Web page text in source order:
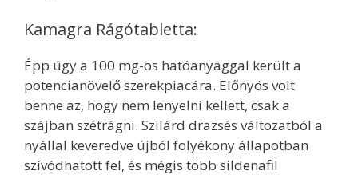
Kamagra Rágótabletta:
Épp úgy a 100 mg-os hatóanyaggal került a
potencianövelő szerekpiacára. Előnyös volt
benne az, hogy nem lenyelni kellett, csak a
szájban szétrágni. Szilárd drazsés változatból a
nyállal keveredve újból folyékony állapotban
szívódhatott fel, és mégis több sildenafil